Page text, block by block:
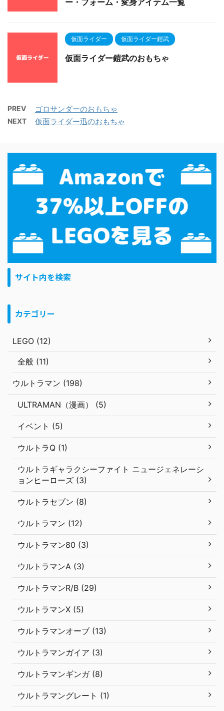
ー・フォーム・変身アイテム一覧
仮面ライダー 仮面ライダー鎧武
仮面ライダー鎧武のおもちゃ
PREV ゴロサンダーのおもちゃ
NEXT 仮面ライダー迅のおもちゃ
サイト内を検索
カテゴリー
LEGO (12)
全般 (11)
ウルトラマン (198)
ULTRAMAN（漫画） (5)
イベント (5)
ウルトラQ (1)
ウルトラギャラクシーファイト ニュージェネレーシ
ョンヒーローズ (3)
ウルトラセブン (8)
ウルトラマン (12)
ウルトラマン80 (3)
ウルトラマンA (3)
ウルトラマンR/B (29)
ウルトラマンX (5)
ウルトラマンオーブ (13)
ウルトラマンガイア (3)
ウルトラマンギンガ (8)
ウルトラマングレート (1)